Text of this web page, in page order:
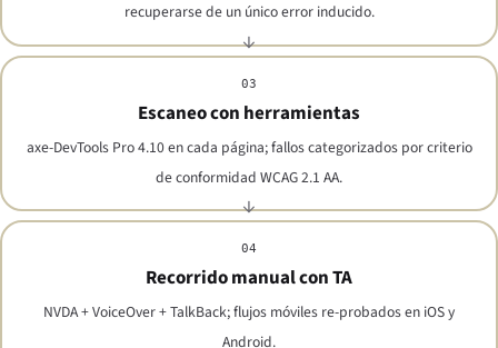
recuperarse de un único error inducido.
03
Escaneo con herramientas
axe-DevTools Pro 4.10 en cada página; fallos categorizados por criterio
de conformidad WCAG 2.1 AA.
04
Recorrido manual con TA
NVDA + VoiceOver + TalkBack; flujos móviles re-probados en iOS y
Android.